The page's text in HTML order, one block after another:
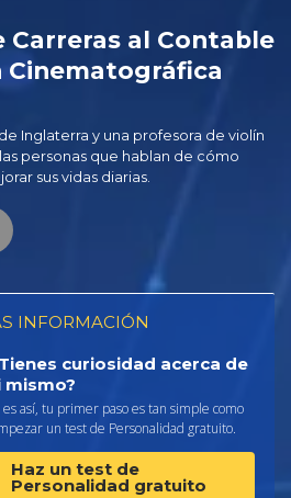
Carreras al Contable
Cinematográfica
Inglaterra y una profesora de violín
personas que hablan de cómo
sus vidas diarias.
INFORMACIÓN
curiosidad acerca de
mismo?
es así, tu primer paso es tan simple como
un test de Personalidad gratuito.
Haz un test de
Personalidad gratuito